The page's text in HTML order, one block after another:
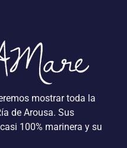
mostrar toda la
de Arousa. Sus
100% marinera y su